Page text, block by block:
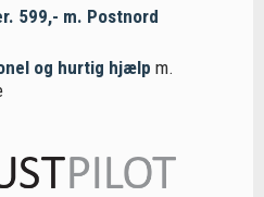
599,- m. Postnord
og hurtig hjælp m.